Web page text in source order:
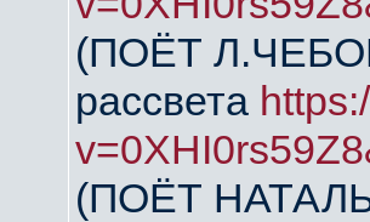
(ПОЁТ
рассвета
(ПОЁТ